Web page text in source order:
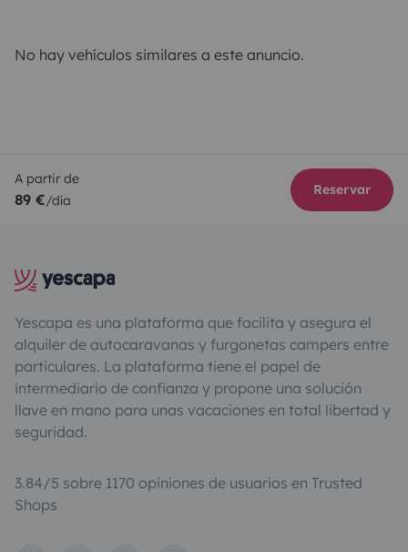
No hay vehículos similares a este anuncio.
A partir de
89 €/día
Reservar
Yescapa es una plataforma que facilita y asegura el
alquiler de autocaravanas y furgonetas campers entre
particulares. La plataforma tiene el papel de
intermediario de confianza y propone una solución
llave en mano para unas vacaciones en total libertad y
seguridad.
3.84/5 sobre 1170 opiniones de usuarios en Trusted
Shops